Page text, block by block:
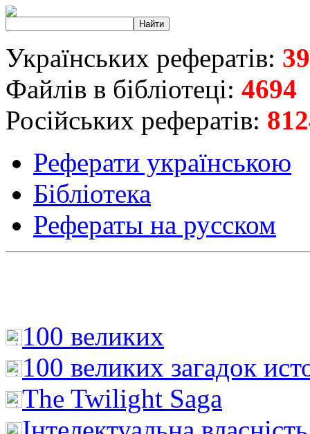
Українських рефератів:
Файлів в бібліотеці: 4694
Російських рефератів:
Реферати українською
Бібліотека
Рефераты на русском
100 великих
100 великих загадок
The Twilight Saga